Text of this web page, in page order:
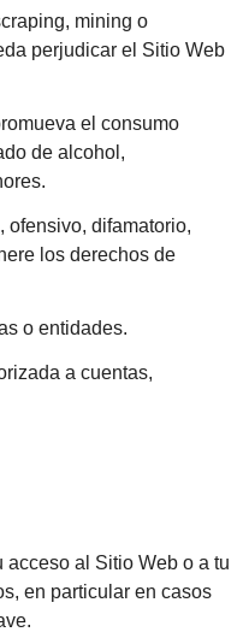
mining o
perjudicar el Sitio Web
el consumo
de alcohol,
ofensivo, difamatorio,
los derechos de
o entidades.
a cuentas,
acceso al Sitio Web o a tu
en particular en casos